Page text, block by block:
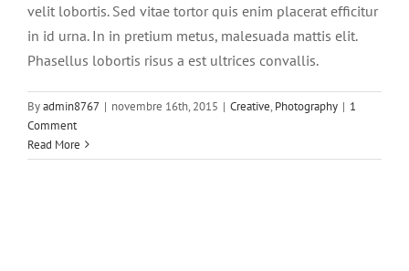
velit lobortis. Sed vitae tortor quis enim placerat efficitur
in id urna. In in pretium metus, malesuada mattis elit.
Phasellus lobortis risus a est ultrices convallis.
Byadmin8767 | novembre 16th, 2015 | Creative, Photography | 1
Comment
Read More